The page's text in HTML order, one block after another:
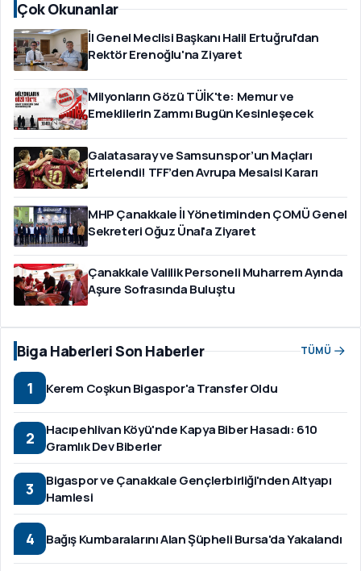
Çok Okunanlar
İl Genel Meclisi Başkanı Halil Ertuğrul'dan
Rektör Erenoğlu'na Ziyaret
Milyonların Gözü TÜİK'te: Memur ve
Emeklilerin Zammı Bugün Kesinleşecek
Galatasaray ve Samsunspor’un Maçları
Ertelendi! TFF’den Avrupa Mesaisi Kararı
MHP Çanakkale İl Yönetiminden ÇOMÜ Genel
Sekreteri Oğuz Ünal'a Ziyaret
Çanakkale Valilik Personeli Muharrem Ayında
Aşure Sofrasında Buluştu
Biga Haberleri Son Haberler TÜMÜ
1 Kerem Coşkun Bigaspor'a Transfer Oldu
2
Hacıpehlivan Köyü'nde Kapya Biber Hasadı: 610
Gramlık Dev Biberler
3
Bigaspor ve Çanakkale Gençlerbirliği'nden Altyapı
Hamlesi
4 Bağış Kumbaralarını Alan Şüpheli Bursa'da Yakalandı